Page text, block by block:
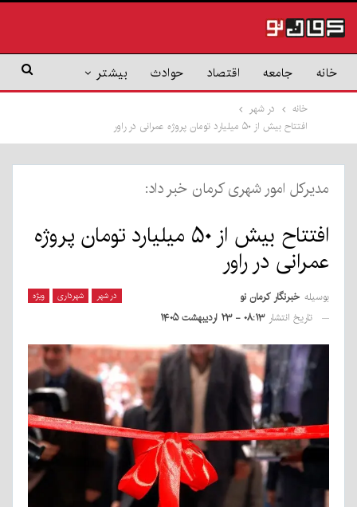
خانه جامعه اقتصاد حوادث بیشتر
خانه
در شهر
افتتاح بیش از ۵۰ میلیارد تومان پروژه عمرانی در راور
مدیرکل امور شهری کرمان خبر داد:
افتتاح بیش از ۵۰ میلیارد تومان پروژه
عمرانی در راور
در شهر شهرداری ویژه بوسیله خبرنگار کرمان نو
تاریخ انتشار ۰۸:۱۳ - ۲۳ اردیبهشت ۱۴۰۵